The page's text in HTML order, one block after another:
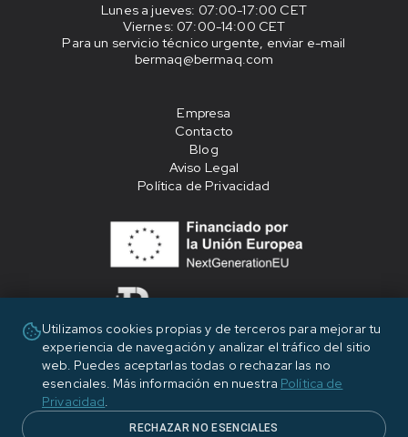
Lunes a jueves: 07:00-17:00 CET
Viernes: 07:00-14:00 CET
Para un servicio técnico urgente, enviar e-mail
bermaq@bermaq.com
Empresa
Contacto
Blog
Aviso Legal
Política de Privacidad
«Financiado por la Unión Europea - NextGenerationEU»
Utilizamos cookies propias y de terceros para mejorar tu
experiencia de navegación y analizar el tráfico del sitio
web. Puedes aceptarlas todas o rechazar las no
esenciales. Más información en nuestra Política de
Privacidad.
RECHAZAR NO ESENCIALES